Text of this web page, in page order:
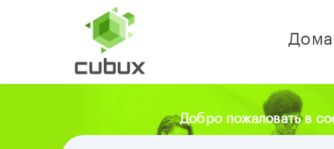
Добро пожаловать в